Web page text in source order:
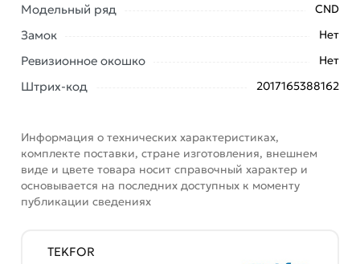
обязательно).
Модельный ряд CND
Замок Нет
Ревизионное окошко Нет
Штрих-код 2017165388162
Информация о технических характеристиках,
комплекте поставки, стране изготовления, внешнем
виде и цвете товара носит справочный характер и
основывается на последних доступных к моменту
публикации сведениях
TEKFOR